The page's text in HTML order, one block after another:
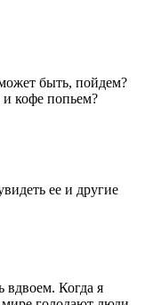
быть, пойдем?
кофе попьем?
ее и другие
вдвоем. Когда я